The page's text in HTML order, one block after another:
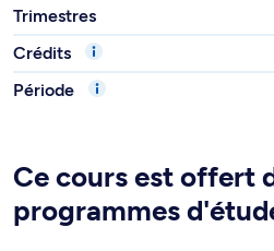
Trimestres
Crédits
Période
Ce cours est offert
programmes